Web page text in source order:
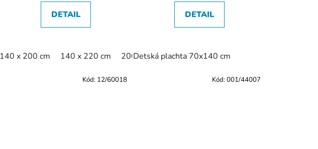
DETAIL
140 x 200 cm 140 x 220 cm 200 x 220 cm
DETAIL
Detská plachta 70x140 cm
Kód: 12/60018 Kód:001/44007